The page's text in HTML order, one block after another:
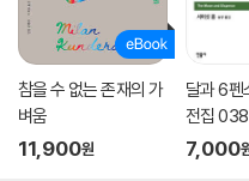
참을 수 없는 존재의 가
벼움
11,900원
달과 6펜
전집 038
7,000